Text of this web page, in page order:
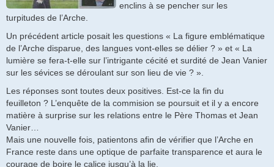
enclins à se pencher sur les
turpitudes de l’Arche.
Un précédent article posait les questions « La figure emblématique
de l’Arche disparue, des langues vont-elles se délier ? » et « La
lumière se fera-t-elle sur l’intrigante cécité et surdité de Jean Vanier
sur les sévices se déroulant sur son lieu de vie ? ».
Les réponses sont toutes deux positives. Est-ce la fin du
feuilleton ? L’enquête de la commision se poursuit et il y a encore
matière à surprise sur les relations entre le Père Thomas et Jean
Vanier…
Mais une nouvelle fois, patientons afin de vérifier que l’Arche en
France reste dans une optique de parfaite transparence et aura le
courage de boire le calice jusqu’à la lie.